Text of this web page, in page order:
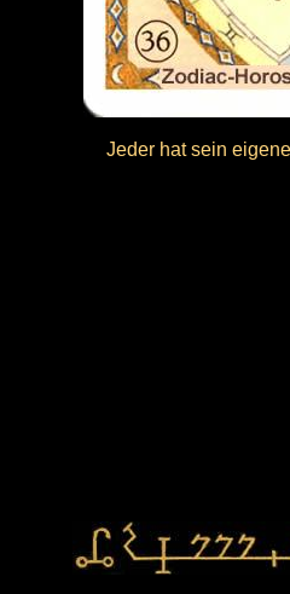
Jeder hat sein